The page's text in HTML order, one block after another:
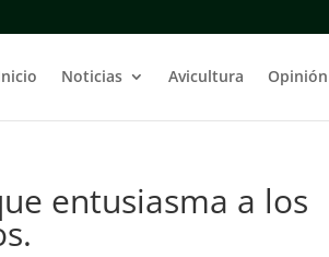
Noticias Avicultura Opinión
entusiasma a los